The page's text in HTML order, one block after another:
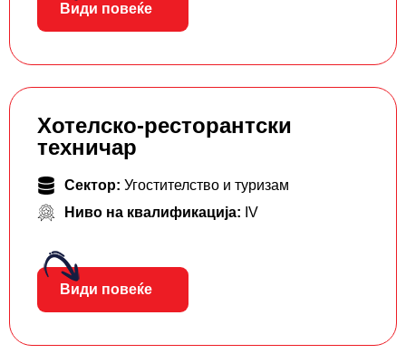
Види повеќе
Хотелско-ресторантски
техничар
Сектор: Угостителство и туризам
Ниво на квалификација: IV
Види повеќе